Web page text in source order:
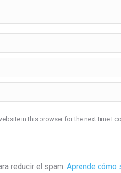
in this browser for the next time I
reducir el spam. Aprende cómo